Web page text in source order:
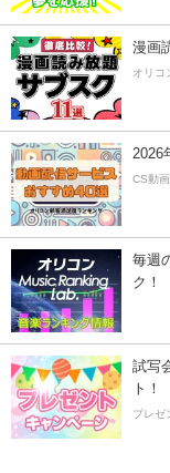
漫画
オリコ
2026
CS動
毎週
ク！
試写
ト！
プレゼ